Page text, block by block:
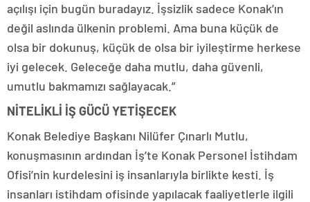
açılışı için bugün buradayız. İşsizlik sadece Konak’ın
değil aslında ülkenin problemi. Ama buna küçük de
olsa bir dokunuş, küçük de olsa bir iyileştirme herkese
iyi gelecek. Geleceğe daha mutlu, daha güvenli,
umutlu bakmamızı sağlayacak.”
NİTELİKLİ İŞ GÜCÜ YETİŞECEK
Konak Belediye Başkanı Nilüfer Çınarlı Mutlu,
konuşmasının ardından İş’te Konak Personel İstihdam
Ofisi’nin kurdelesini iş insanlarıyla birlikte kesti. İş
insanları istihdam ofisinde yapılacak faaliyetlerle ilgili